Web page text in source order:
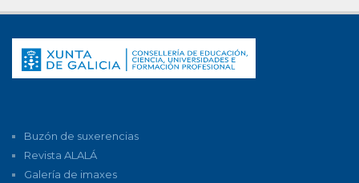
Buzón de suxerencias
Revista ALALÁ
Galería de imaxes